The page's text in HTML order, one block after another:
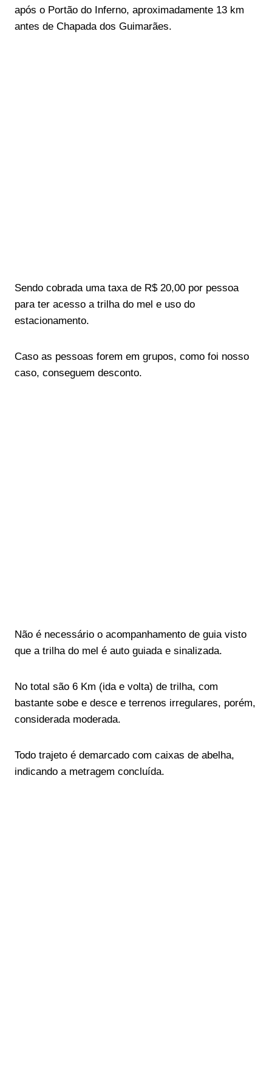
após o Portão do Inferno, aproximadamente 13 km
antes de Chapada dos Guimarães.
Sendo cobrada uma taxa de R$ 20,00 por pessoa
para ter acesso a trilha do mel e uso do
estacionamento.
Caso as pessoas forem em grupos, como foi nosso
caso, conseguem desconto.
Não é necessário o acompanhamento de guia visto
que a trilha do mel é auto guiada e sinalizada.
No total são 6 Km (ida e volta) de trilha, com
bastante sobe e desce e terrenos irregulares, porém,
considerada moderada.
Todo trajeto é demarcado com caixas de abelha,
indicando a metragem concluída.